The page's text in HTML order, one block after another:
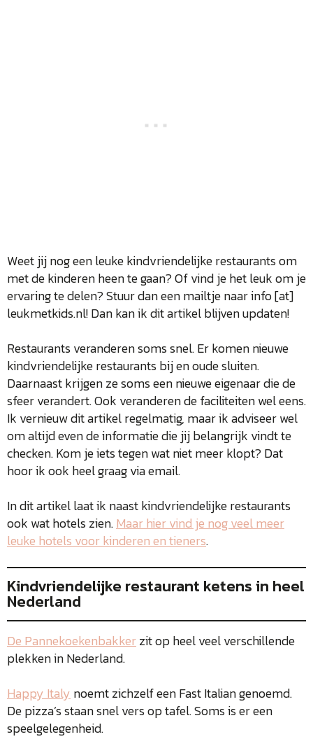
Weet jij nog een leuke kindvriendelijke restaurants om
met de kinderen heen te gaan? Of vind je het leuk om je
ervaring te delen? Stuur dan een mailtje naar info [at]
leukmetkids.nl! Dan kan ik dit artikel blijven updaten!
Restaurants veranderen soms snel. Er komen nieuwe
kindvriendelijke restaurants bij en oude sluiten.
Daarnaast krijgen ze soms een nieuwe eigenaar die de
sfeer verandert. Ook veranderen de faciliteiten wel eens.
Ik vernieuw dit artikel regelmatig, maar ik adviseer wel
om altijd even de informatie die jij belangrijk vindt te
checken. Kom je iets tegen wat niet meer klopt? Dat
hoor ik ook heel graag via email.
In dit artikel laat ik naast kindvriendelijke restaurants
ook wat hotels zien.Maar hier vind je nog veel meer
leuke hotels voor kinderen en tieners.
Kindvriendelijke restaurant ketens in heel
Nederland
De Pannekoekenbakkerzit op heel veel verschillende
plekken in Nederland.
Happy Italy noemt zichzelf een Fast Italian genoemd.
De pizza’s staan snel vers op tafel. Soms is er een
speelgelegenheid.